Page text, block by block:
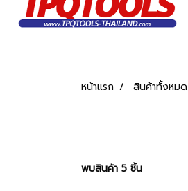
หน้าแรก สินค้าทั้งหมด
พบสินค้า 5 ชิ้น